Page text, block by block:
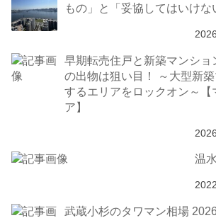
もの」と「妥協してはいけな
早期転売住戸と新築マンショ
の出物は狙い目！ ～大型新
するエリアをロックオン～【
ア】
温
武蔵小杉のタワマン相場